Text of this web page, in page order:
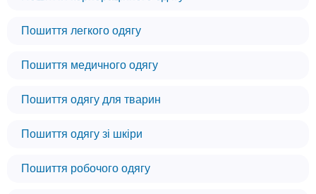
Пошиття легкого одягу
Пошиття медичного одягу
Пошиття одягу для тварин
Пошиття одягу зі шкіри
Пошиття робочого одягу